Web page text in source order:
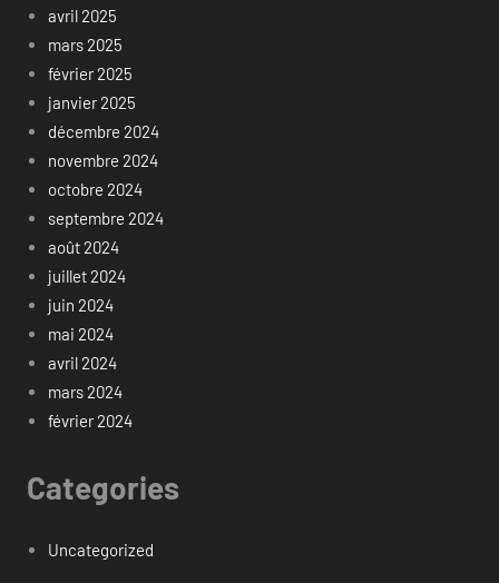
avril 2025
mars 2025
février 2025
janvier 2025
décembre 2024
novembre 2024
octobre 2024
septembre 2024
août 2024
juillet 2024
juin 2024
mai 2024
avril 2024
mars 2024
février 2024
Categories
Uncategorized